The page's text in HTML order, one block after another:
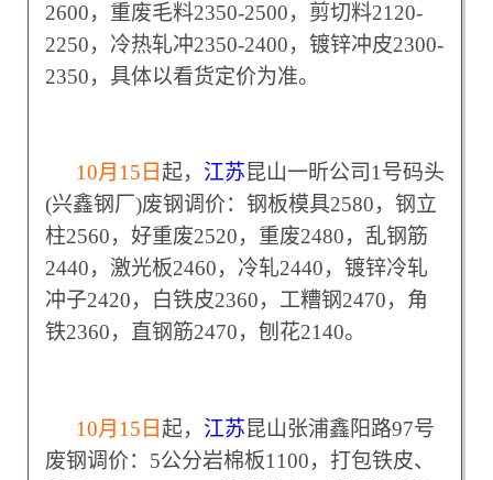
2600，重废毛料2350-2500，剪切料2120-
2250，冷热轧冲2350-2400，镀锌冲皮2300-
2350，具体以看货定价为准。
10月15日 起， 江苏昆山一昕公司1号码头
(兴鑫钢厂)废钢调价：钢板模具2580，钢立
柱2560，好重废2520，重废2480，乱钢筋
2440，激光板2460，冷轧2440，镀锌冷轧
冲子2420，白铁皮2360，工糟钢2470，角
铁2360，直钢筋2470，刨花2140。
10月15日 起， 江苏昆山张浦鑫阳路97号
废钢调价：5公分岩棉板1100，打包铁皮、